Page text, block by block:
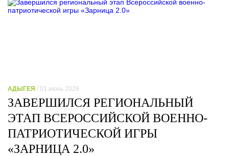
АДЫГЕЯ / 01 июнь 2026
ЗАВЕРШИЛСЯ РЕГИОНАЛЬНЫЙ
ЭТАП ВСЕРОССИЙСКОЙ ВОЕННО-
ПАТРИОТИЧЕСКОЙ ИГРЫ
«ЗАРНИЦА 2.0»